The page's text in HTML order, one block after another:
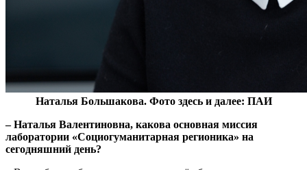
Наталья Большакова. Фото здесь и далее: ПАИ
– Наталья Валентиновна, какова основная миссия
лаборатории «Социогуманитарная регионика» на
сегодняшний день?